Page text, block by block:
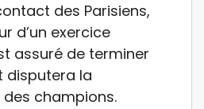
des Parisiens,
d’un exercice
assuré de terminer
disputera la
champions.